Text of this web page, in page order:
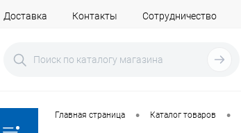
Доставка Контакты Сотрудничество
Главная страница • Каталог товаров •